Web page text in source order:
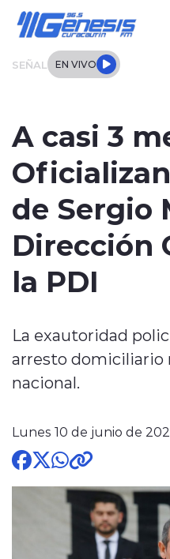
SEÑAL EN VIVO
Tendencias
Internacional
Deportes
A casi 3
de Sergio
Dirección
la PDI
La exautoridad
arresto domiciliario
nacional.
Lunes 10 de junio de